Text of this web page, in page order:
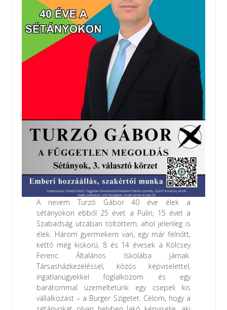
A nevem Turzó Gábor 40 éve élek a
sétányokon ebből 25 évet a Pulin, 15 évet a
Szabadság utcában töltöttem, ahol jelenleg is
élek. Három gyermekem van, egy már felnőtt,
kettő még kiskorú, 8 és 14 évesek a Kölcsey
Ferenc Általános Iskolába járnak.
Társasházkezeléssel, közös képviselettel,
ingatlanügyekkel foglalkozom és egy
barátommal üzemeltetünk egy csepeli kis
vállalkozást – a Burger Szigetet. Célom, hogy a